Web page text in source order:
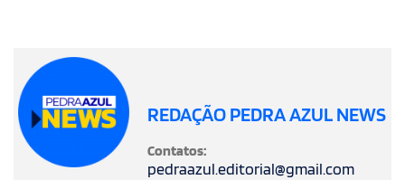
REDAÇÃO PEDRA AZUL NEWS
Contatos:
pedraazul.editorial@gmail.com